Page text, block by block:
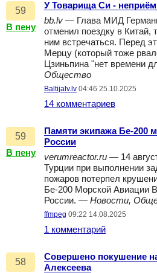
59
В пену
У Товарища Си -
bb.lv — Глава МИД
отменил поездку в Китай,
ним встречаться. Перед
Мерцу (который тоже
Цзиньпина "нет времени
Общество
Baltijalv.lv 04:46 25.10.2025
14 комментариев
59
В пену
Памяти экипажа Бе-200
России
verumreactor.ru — 14
Турции при выполнении
пожаров потерпел
Бе-200 Морской Авиации
России. — Новости,
ffmpeg 09:22 14.08.2025
1 комментарий
58
Совершено покушение
Алексеева